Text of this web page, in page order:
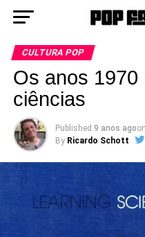
CULTURA POP
Os anos 1970
ciências
Published 9 anos agoon
By Ricardo Schott